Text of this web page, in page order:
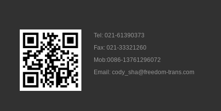
Tel: 021-61390373
Fax: 021-33321260
Mob:0086-13761296072
Email: cody_sha@freedom-trans.com